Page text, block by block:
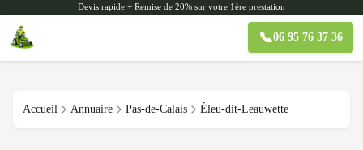
Devis rapide + Remise de 20% sur votre 1ère prestation
📞06 95 76 37 36
Accueil Annuaire Pas-de-Calais Éleu-dit-Leauwette